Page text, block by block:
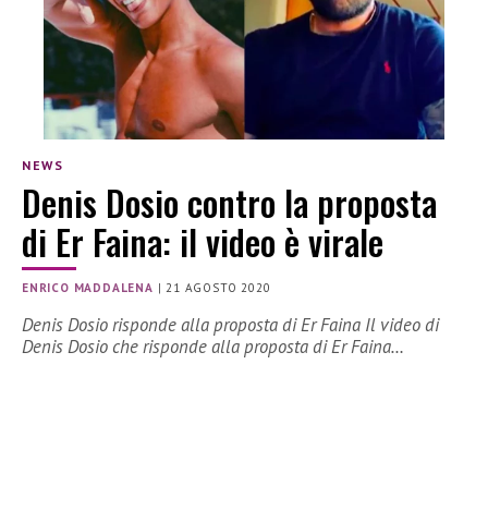
NEWS
Denis Dosio contro la proposta
di Er Faina: il video è virale
ENRICO MADDALENA |21 AGOSTO 2020
Denis Dosio risponde alla proposta di Er Faina Il video di
Denis Dosio che risponde alla proposta di Er Faina…